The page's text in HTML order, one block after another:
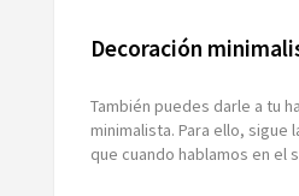
Decoración
También puedes darle a tu
minimalista. Para ello, sigue
que cuando hablamos en el